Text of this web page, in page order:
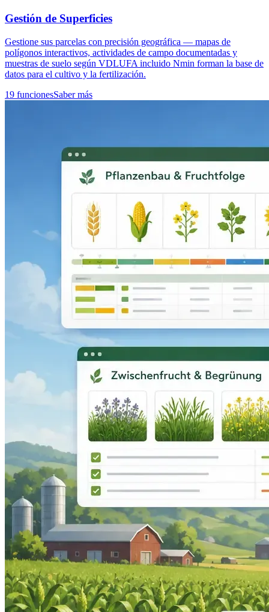
Gestión de Superficies
Gestione sus parcelas con precisión geográfica — mapas de
polígonos interactivos, actividades de campo documentadas y
muestras de suelo según VDLUFA incluido Nmin forman la base de
datos para el cultivo y la fertilización.
19 funcionesSaber más